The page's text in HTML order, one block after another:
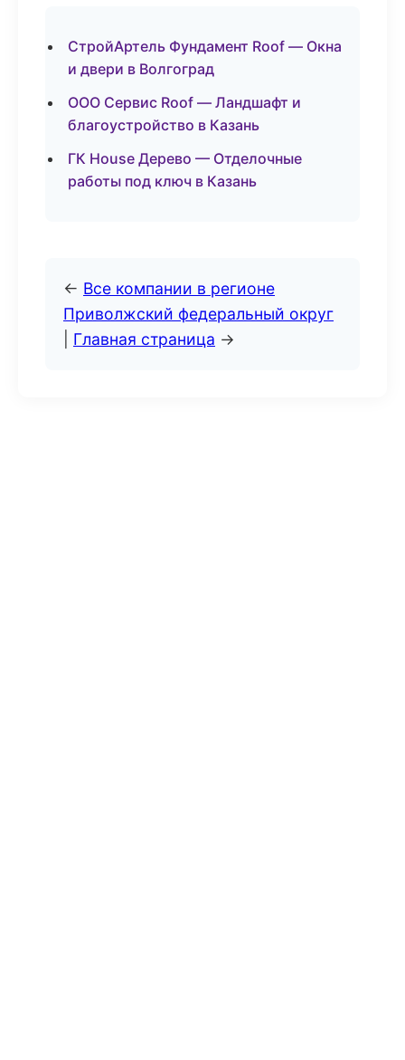
СтройАртель Фундамент Roof — Окна
и двери в Волгоград
ООО Сервис Roof — Ландшафт и
благоустройство в Казань
ГК House Дерево — Отделочные
работы под ключ в Казань
← Все компании в регионе
Приволжский федеральный округ
Главная страница →